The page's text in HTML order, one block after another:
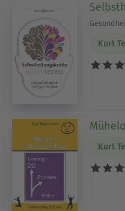
Kurt
Kurt